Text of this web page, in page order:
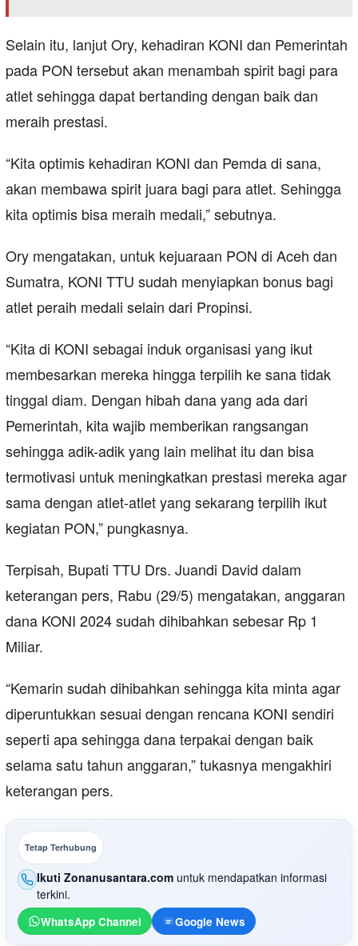
Selain itu, lanjut Ory, kehadiran KONI dan Pemerintah
pada PON tersebut akan menambah spirit bagi para
atlet sehingga dapat bertanding dengan baik dan
meraih prestasi.
“Kita optimis kehadiran KONI dan Pemda di sana,
akan membawa spirit juara bagi para atlet. Sehingga
kita optimis bisa meraih medali,” sebutnya.
Ory mengatakan, untuk kejuaraan PON di Aceh dan
Sumatra, KONI TTU sudah menyiapkan bonus bagi
atlet peraih medali selain dari Propinsi.
“Kita di KONI sebagai induk organisasi yang ikut
membesarkan mereka hingga terpilih ke sana tidak
tinggal diam. Dengan hibah dana yang ada dari
Pemerintah, kita wajib memberikan rangsangan
sehingga adik-adik yang lain melihat itu dan bisa
termotivasi untuk meningkatkan prestasi mereka agar
sama dengan atlet-atlet yang sekarang terpilih ikut
kegiatan PON,” pungkasnya.
Terpisah, Bupati TTU Drs. Juandi David dalam
keterangan pers, Rabu (29/5) mengatakan, anggaran
dana KONI 2024 sudah dihibahkan sebesar Rp 1
Miliar.
“Kemarin sudah dihibahkan sehingga kita minta agar
diperuntukkan sesuai dengan rencana KONI sendiri
seperti apa sehingga dana terpakai dengan baik
selama satu tahun anggaran,” tukasnya mengakhiri
keterangan pers.
Tetap Terhubung
Ikuti Zonanusantara.com untuk mendapatkan informasi
terkini.
WhatsApp Channel Google News